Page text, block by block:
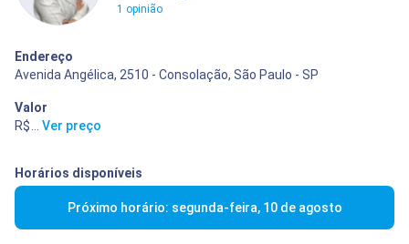
1 opinião
Endereço
Avenida Angélica, 2510 - Consolação, São Paulo - SP
Valor
R$ 400,00
Ver preço
Horários disponíveis
Próximo horário: segunda-feira, 10 de agosto